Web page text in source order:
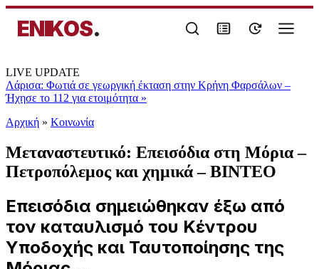
ENIKOS.
LIVE UPDATE
Λάρισα: Φωτιά σε γεωργική έκταση στην Κρήνη Φαρσάλων –
Ήχησε το 112 για ετοιμότητα »
Αρχική » Κοινωνία
Μεταναστευτικό: Επεισόδια στη Μόρια –
Πετροπόλεμος και χημικά – ΒΙΝΤΕΟ
Επεισόδια σημειώθηκαν έξω από
τον καταυλισμό του Κέντρου
Υποδοχής και Ταυτοποίησης της